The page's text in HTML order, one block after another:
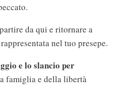
da qui e ritornare a
nel tuo presepe.
e lo slancio per
famiglia e della libertà